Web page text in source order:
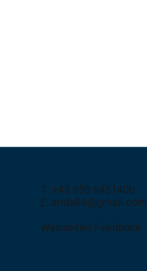
T: +43 650 6451400
E: andx84@gmail.com
Webseiten Feedback